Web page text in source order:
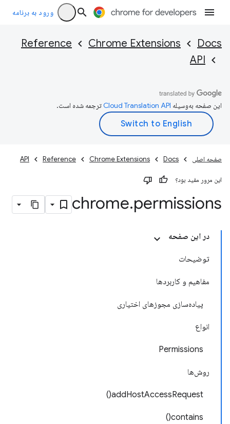
ورود به برنامه
Docs
Chrome Extensions
Reference
API
این صفحه به‌وسیله ترجمه شده است.
صفحه اصلی Docs
Chrome Extensions
Reference
API
این مرور مفید بود؟
chrome.permissions
در این صفحه
توضیحات
مفاهیم و کاربردها
پیاده‌سازی مجوزهای اختیاری
انواع
Permissions
روش‌ها
addHostAccessRequest()
contains()